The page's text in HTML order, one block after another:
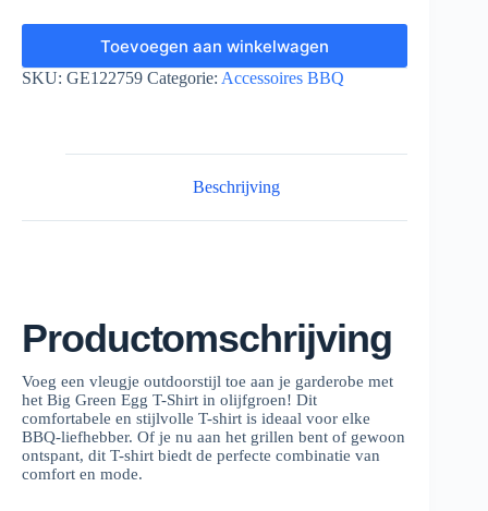
Toevoegen aan winkelwagen
SKU: GE122759 Categorie: Accessoires BBQ
Beschrijving
Productomschrijving
Voeg een vleugje outdoorstijl toe aan je garderobe met
het Big Green Egg T-Shirt in olijfgroen! Dit
comfortabele en stijlvolle T-shirt is ideaal voor elke
BBQ-liefhebber. Of je nu aan het grillen bent of gewoon
ontspant, dit T-shirt biedt de perfecte combinatie van
comfort en mode.